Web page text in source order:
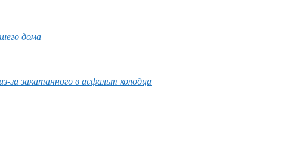
дома
за закатанного в асфальт колодца